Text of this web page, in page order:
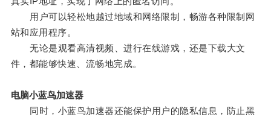
用户可以轻松地越过地域和网络限制，畅游各种限制网
站和应用程序。
无论是观看高清视频、进行在线游戏，还是下载大文
件，都能够快速、流畅地完成。
电脑小蓝鸟加速器
同时，小蓝鸟加速器还能保护用户的隐私信息，防止黑